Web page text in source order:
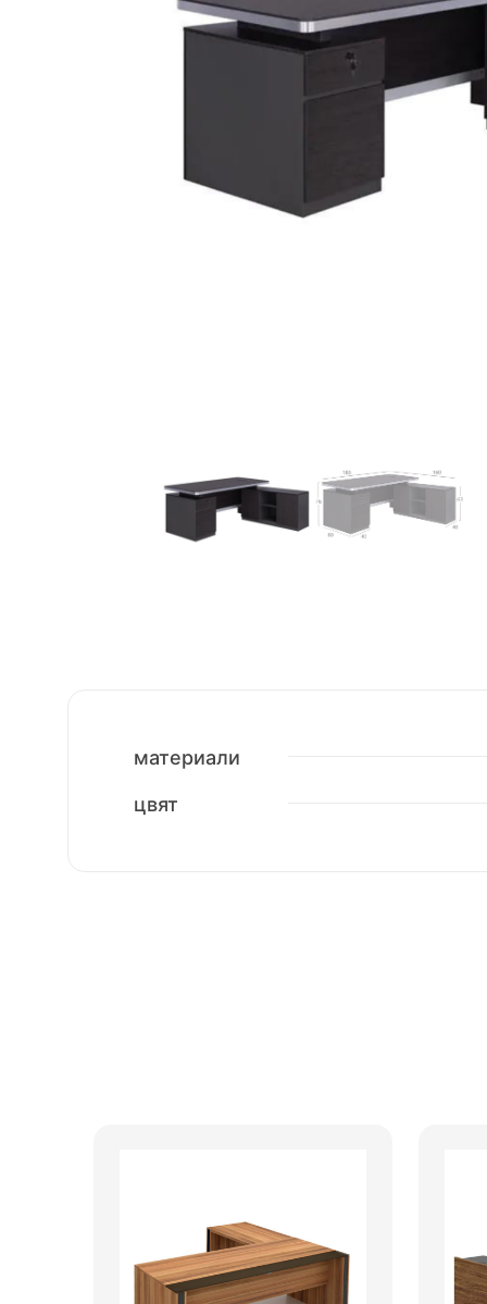
материали
цвят